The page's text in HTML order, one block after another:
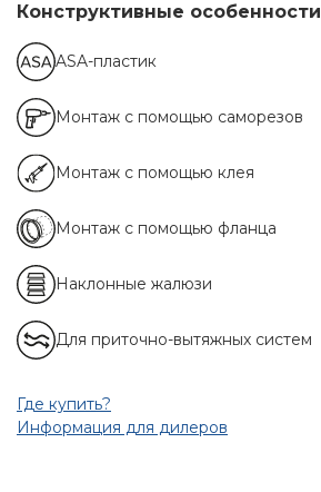
Конструктивные особенности
ASA-пластик
Монтаж с помощью саморезов
Монтаж с помощью клея
Монтаж с помощью фланца
Наклонные жалюзи
Для приточно-вытяжных систем
Где купить?
Информация для дилеров